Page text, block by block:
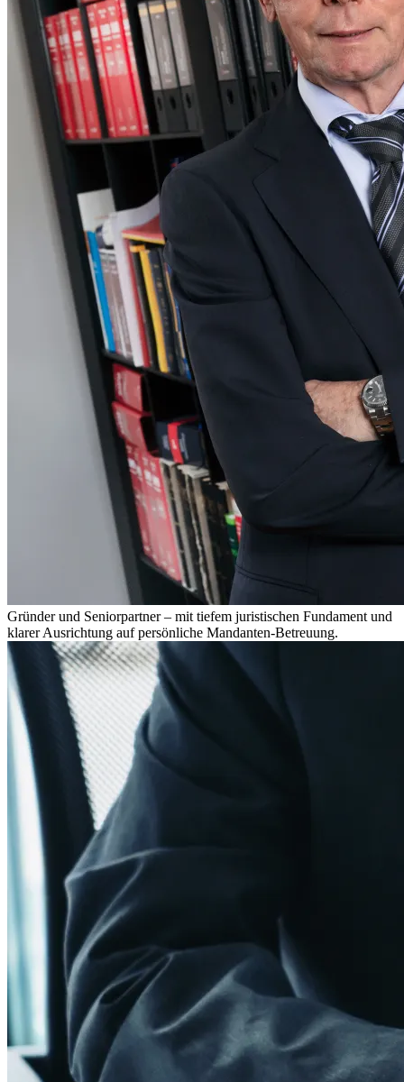
Gründer und Seniorpartner – mit tiefem juristischen Fundament und
klarer Ausrichtung auf persönliche Mandanten-Betreuung.